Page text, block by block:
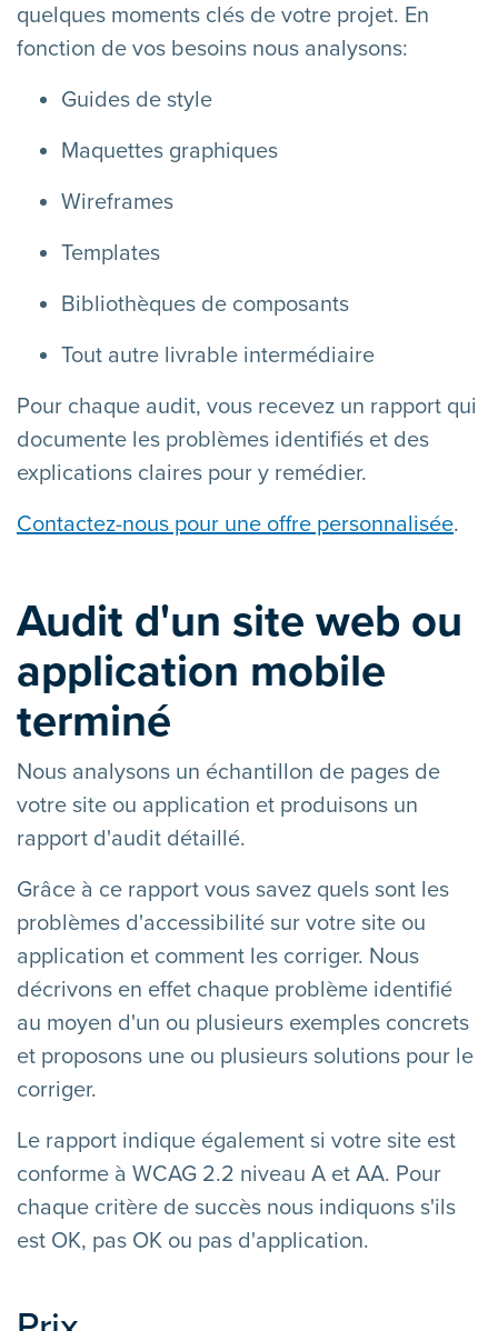
quelques moments clés de votre projet. En
fonction de vos besoins nous analysons:
Guides de style
Maquettes graphiques
Wireframes
Templates
Bibliothèques de composants
Tout autre livrable intermédiaire
Pour chaque audit, vous recevez un rapport qui
documente les problèmes identifiés et des
explications claires pour y remédier.
Contactez-nous pour une offre personnalisée.
Audit d'un site web ou
application mobile
terminé
Nous analysons un échantillon de pages de
votre site ou application et produisons un
rapport d'audit détaillé.
Grâce à ce rapport vous savez quels sont les
problèmes d'accessibilité sur votre site ou
application et comment les corriger. Nous
décrivons en effet chaque problème identifié
au moyen d'un ou plusieurs exemples concrets
et proposons une ou plusieurs solutions pour le
corriger.
Le rapport indique également si votre site est
conforme à WCAG 2.2 niveau A et AA. Pour
chaque critère de succès nous indiquons s'ils
est OK, pas OK ou pas d'application.